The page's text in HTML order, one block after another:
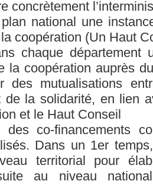
concrètement
national une
coopération (Un Haut
chaque département
la coopération auprès
des mutualisations
de la solidarité, en lien
et le Haut Conseil
des co-financements
Dans un 1er
territorial pour
au niveau